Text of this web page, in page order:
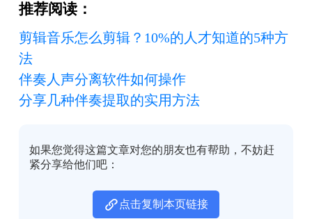
推荐阅读：
剪辑音乐怎么剪辑？10%的人才知道的5种方
法
伴奏人声分离软件如何操作
分享几种伴奏提取的实用方法
如果您觉得这篇文章对您的朋友也有帮助，不妨赶
紧分享给他们吧：
点击复制本页链接